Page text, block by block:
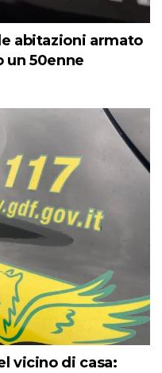
abitazioni armato
un 50enne
vicino di casa: